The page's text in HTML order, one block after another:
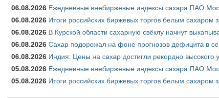
06.08.2026 Ежедневные внебиржевые индексы сахара ПАО
06.08.2026 Итоги российских биржевых торгов белым сахаром
06.08.2026 В Курской области сахарную свёклу начнут
06.08.2026 Сахар подорожал на фоне прогнозов дефицита в
06.08.2026 Индия: Цены на сахар достигли рекордно высокого
05.08.2026 Ежедневные внебиржевые индексы сахара ПАО
05.08.2026 Итоги российских биржевых торгов белым сахаром